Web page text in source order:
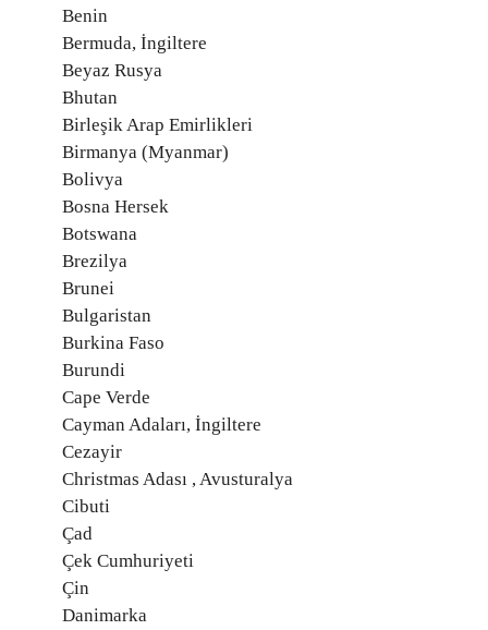
Benin
Bermuda, İngiltere
Beyaz Rusya
Bhutan
Birleşik Arap Emirlikleri
Birmanya (Myanmar)
Bolivya
Bosna Hersek
Botswana
Brezilya
Brunei
Bulgaristan
Burkina Faso
Burundi
Cape Verde
Cayman Adaları, İngiltere
Cezayir
Christmas Adası , Avusturalya
Cibuti
Çad
Çek Cumhuriyeti
Çin
Danimarka